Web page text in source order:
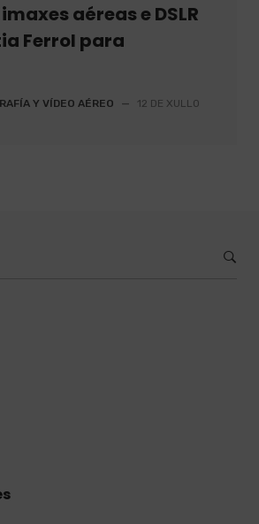
aéreas e DSLR
Ferrol para
Y VÍDEO AÉREO —
12 DE XULLO